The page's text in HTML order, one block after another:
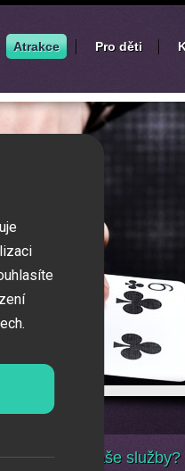
Atrakce Pro děti
zájem o naše služby?